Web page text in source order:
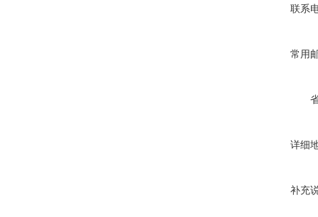
联系
常用
详细
补充